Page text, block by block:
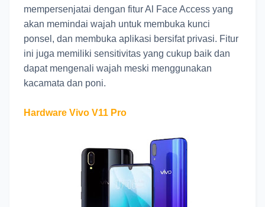
mempersenjatai dengan fitur Al Face Access yang
akan memindai wajah untuk membuka kunci
ponsel, dan membuka aplikasi bersifat privasi. Fitur
ini juga memiliki sensitivitas yang cukup baik dan
dapat mengenali wajah meski menggunakan
kacamata dan poni.
Hardware Vivo V11 Pro